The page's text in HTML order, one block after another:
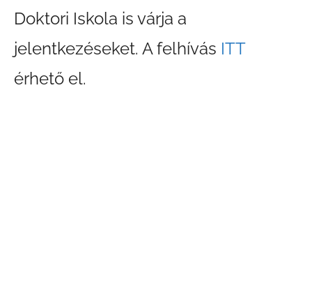
Doktori Iskola is várja a
jelentkezéseket. A felhívás ITT
érhető el.